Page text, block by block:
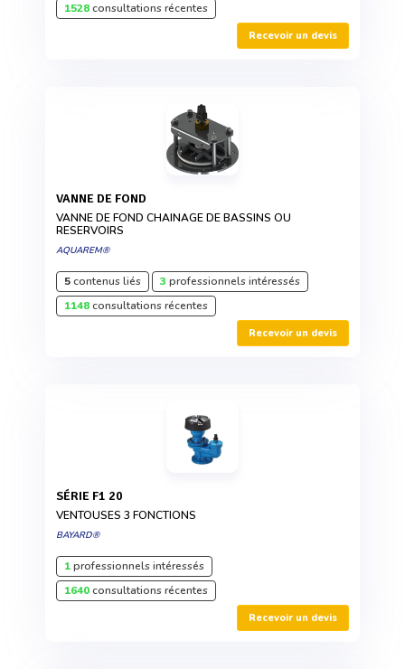
1528consultations récentes
Recevoir un devis
VANNE DE FOND
VANNE DE FOND CHAINAGE DE BASSINS OU
RESERVOIRS
AQUAREM®
5contenus liés 3 professionnels intéressés
1148consultations récentes
Recevoir un devis
SÉRIE F1 20
VENTOUSES 3 FONCTIONS
BAYARD®
1professionnels intéressés
1640consultations récentes
Recevoir un devis